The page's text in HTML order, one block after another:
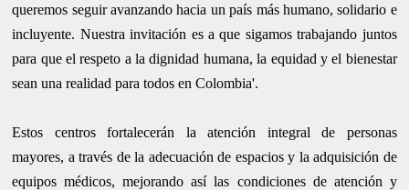
queremos seguir avanzando hacia un país más humano, solidario e
incluyente. Nuestra invitación es a que sigamos trabajando juntos
para que el respeto a la dignidad humana, la equidad y el bienestar
sean una realidad para todos en Colombia'.
Estos centros fortalecerán la atención integral de personas
mayores, a través de la adecuación de espacios y la adquisición de
equipos médicos, mejorando así las condiciones de atención y